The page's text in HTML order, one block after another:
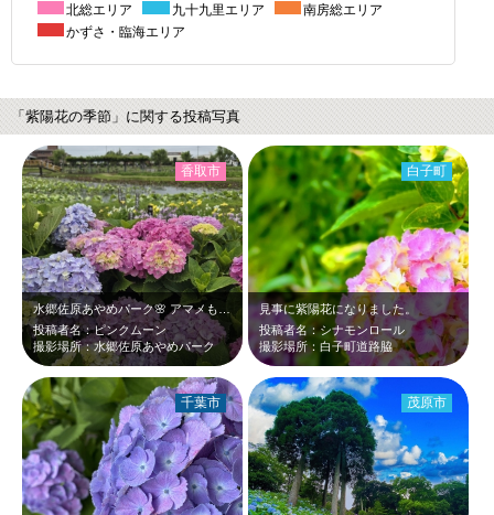
北総エリア
九十九里エリア
南房総エリア
かずさ・臨海エリア
「紫陽花の季節」に関する投稿写真
投稿者名：ピンクムーン
撮影場所：水郷佐原あやめパーク
香取市
見事に紫陽花になりました。
投稿者名：シナモンロール
撮影場所：白子町道路脇
白子町
千葉市 茂原市